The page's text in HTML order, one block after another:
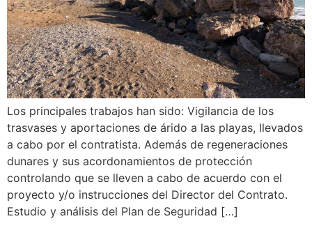
Los principales trabajos han sido: Vigilancia de los
trasvases y aportaciones de árido a las playas, llevados
a cabo por el contratista. Además de regeneraciones
dunares y sus acordonamientos de protección
controlando que se lleven a cabo de acuerdo con el
proyecto y/o instrucciones del Director del Contrato.
Estudio y análisis del Plan de Seguridad […]